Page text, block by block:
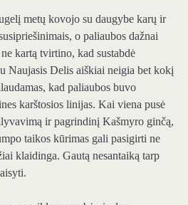
metų kovojo su daugybe karų ir
o paliaubos dažnai
kartą tvirtino, kad sustabdė
Naujasis Delis aiškiai neigia bet kokį
kad paliaubos buvo
karštosios linijas. Kai viena pusė
ir pagrindinį Kašmyro ginčą,
taikos kūrimas gali pasigirti ne
klaidinga. Gautą nesantaiką tarp